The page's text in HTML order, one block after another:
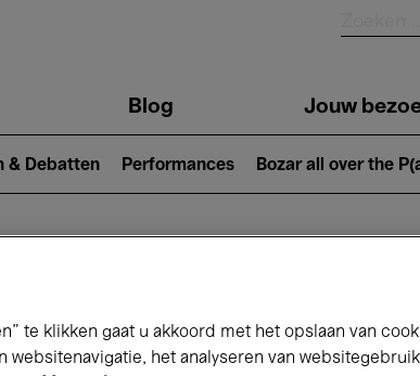
Blog Jouw
& Debatten Performances Bozar all over the
te klikken gaat u akkoord met het opslaan van
websitenavigatie, het analyseren van